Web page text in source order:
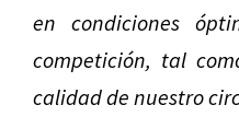
en condiciones
competición, tal
calidad de nuestro